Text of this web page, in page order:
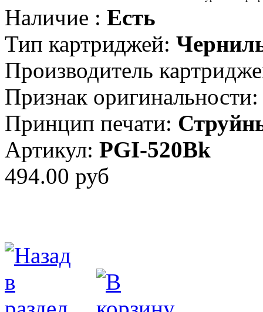
Наличие : Есть
Тип картриджей:
Производитель
Признак оригинальности:
Принцип печати:
Артикул: PGI-520Bk
494.00 руб